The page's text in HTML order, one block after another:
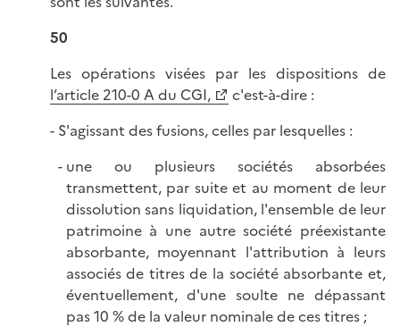
50
Les opérations visées par les dispositions de
l’article 210-0 A du CGI,
c'est-à-dire :
- S'agissant des fusions, celles par lesquelles :
une ou plusieurs sociétés absorbées
transmettent, par suite et au moment de leur
dissolution sans liquidation, l'ensemble de leur
patrimoine à une autre société préexistante
absorbante, moyennant l'attribution à leurs
associés de titres de la société absorbante et,
éventuellement, d'une soulte ne dépassant
pas 10 % de la valeur nominale de ces titres ;